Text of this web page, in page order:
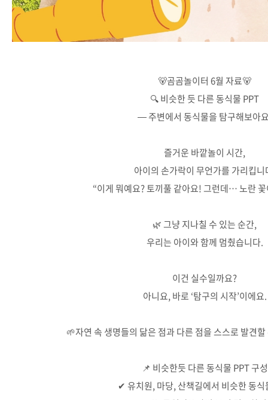
🐻곰곰놀이터 6월 자료🐻
🔍 비슷한 듯 다른 동식물 PPT
— 주변에서 동식물을 탐구해보아
즐거운 바깥놀이 시간,
아이의 손가락이 무언가를 가리킵니
“이게 뭐예요? 토끼풀 같아요! 그런데… 노란
🌿 그냥 지나칠 수 있는 순간,
우리는 아이와 함께 멈췄습니다.
이건 실수일까요?
아니요, 바로 ‘탐구의 시작’이에요.
🌱자연 속 생명들의 닮은 점과 다른 점을 스스로 발견
📌 비슷한듯 다른 동식물 PPT 구성
✔ 유치원, 마당, 산책길에서 비슷한 동식